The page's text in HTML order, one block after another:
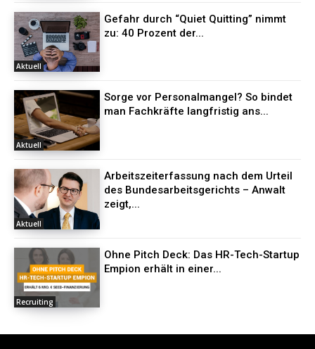
Aktuell
Gefahr durch “Quiet Quitting” nimmt
zu: 40 Prozent der...
Aktuell
Sorge vor Personalmangel? So bindet
man Fachkräfte langfristig ans...
Aktuell
Arbeitszeiterfassung nach dem Urteil
des Bundesarbeitsgerichts – Anwalt
zeigt,...
Recruiting
Ohne Pitch Deck: Das HR-Tech-Startup
Empion erhält in einer...